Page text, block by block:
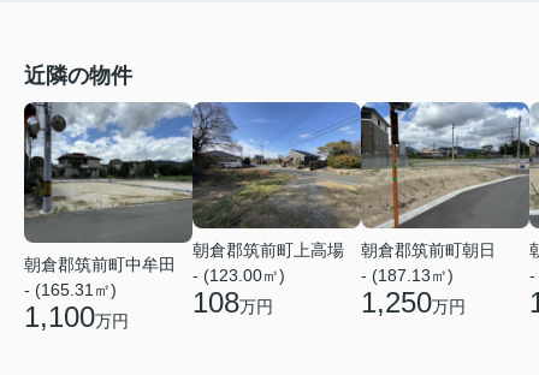
近隣の物件
朝倉郡筑前町中牟田
- (165.31㎡)
1,100万円
朝倉郡筑前町上高場
- (123.00㎡)
108万円
朝倉郡筑前町朝日
- (187.13㎡)
1,250万円
-